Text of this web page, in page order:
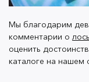
Мы благодарим
комментарии о
оценить
каталоге на нашем